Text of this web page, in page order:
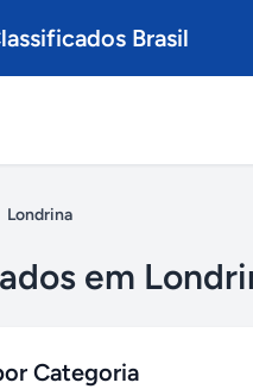
Brasil
Londrina
em
Categoria